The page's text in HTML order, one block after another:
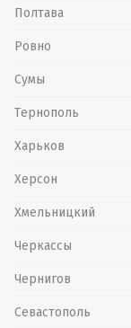
Полтава
Ровно
Сумы
Тернополь
Харьков
Херсон
Хмельницкий
Черкассы
Чернигов
Севастополь